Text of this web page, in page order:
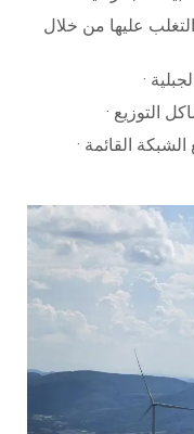
عليها من خلال
التوزيع
القائمة